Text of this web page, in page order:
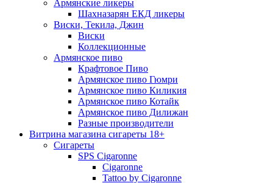
Армянские ликеры
Шахназарян ЕКД ликеры
Виски, Текила, Джин
Виски
Коллекционные
Армянское пиво
Крафтовое Пиво
Армянское пиво Гюмри
Армянское пиво Киликия
Армянское пиво Котайк
Армянское пиво Дилижан
Разные производители
Витрина магазина сигареты 18+
Cигареты
SPS Cigaronne
Сigaronne
Tattoo by Cigaronne